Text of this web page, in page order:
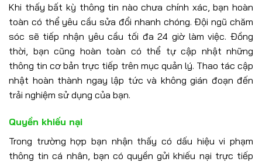
Khi thấy bất kỳ thông tin nào chưa chính xác, bạn hoàn
toàn có thể yêu cầu sửa đổi nhanh chóng. Đội ngũ chăm
sóc sẽ tiếp nhận yêu cầu tối đa 24 giờ làm việc. Đồng
thời, bạn cũng hoàn toàn có thể tự cập nhật những
thông tin cơ bản trực tiếp trên mục quản lý. Thao tác cập
nhật hoàn thành ngay lập tức và không gián đoạn đến
trải nghiệm sử dụng của bạn.
Quyền khiếu nại
Trong trường hợp bạn nhận thấy có dấu hiệu vi phạm
thông tin cá nhân, bạn có quyền gửi khiếu nại trực tiếp